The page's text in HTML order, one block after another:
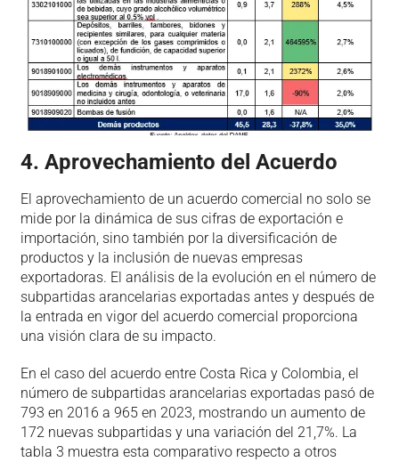
4. Aprovechamiento del Acuerdo
El aprovechamiento de un acuerdo comercial no solo se
mide por la dinámica de sus cifras de exportación e
importación, sino también por la diversificación de
productos y la inclusión de nuevas empresas
exportadoras. El análisis de la evolución en el número de
subpartidas arancelarias exportadas antes y después de
la entrada en vigor del acuerdo comercial proporciona
una visión clara de su impacto.
En el caso del acuerdo entre Costa Rica y Colombia, el
número de subpartidas arancelarias exportadas pasó de
793 en 2016 a 965 en 2023, mostrando un aumento de
172 nuevas subpartidas y una variación del 21,7%. La
tabla 3 muestra esta comparativo respecto a otros